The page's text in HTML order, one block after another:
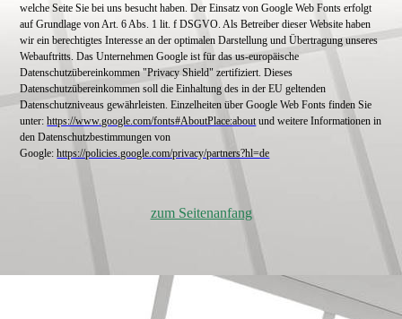
welche Seite Sie bei uns besucht haben. Der Einsatz von Google Web Fonts erfolgt
auf Grundlage von Art. 6 Abs. 1 lit. f DSGVO. Als Betreiber dieser Website haben
wir ein berechtigtes Interesse an der optimalen Darstellung und Übertragung unseres
Webauftritts.Das Unternehmen Google ist für das us-europäische
Datenschutzübereinkommen "Privacy Shield" zertifiziert. Dieses
Datenschutzübereinkommen soll die Einhaltung des in der EU geltenden
Datenschutzniveaus gewährleisten.Einzelheiten über Google Web Fonts finden Sie
unter:https://www.google.com/fonts#AboutPlace:aboutund weitere Informationen in
den Datenschutzbestimmungen von
Google:https://policies.google.com/privacy/partners?hl=de
zum Seitenanfang